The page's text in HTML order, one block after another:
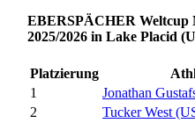
EBERSPÄCHER Weltcup
2025/2026 in Lake Placid
Platzierung
1
Jonathan
2
Tucker West